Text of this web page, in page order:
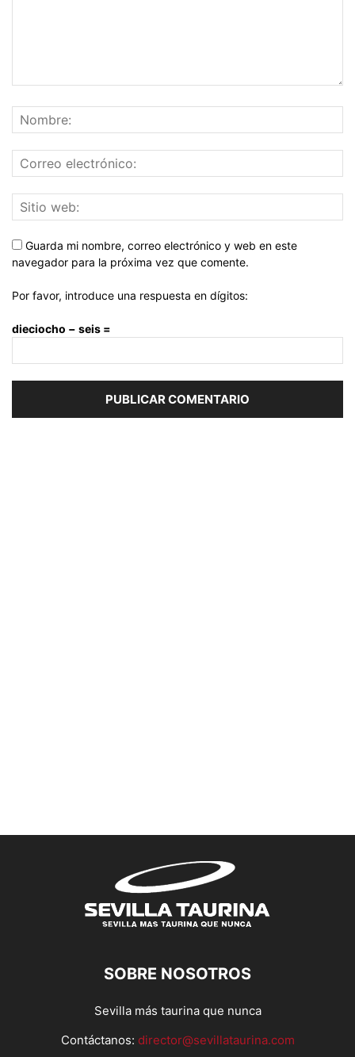
Guarda mi nombre, correo electrónico y web en este
navegador para la próxima vez que comente.
Por favor, introduce una respuesta en dígitos:
dieciocho − seis =
SOBRE NOSOTROS
Sevilla más taurina que nunca
Contáctanos: director@sevillataurina.com